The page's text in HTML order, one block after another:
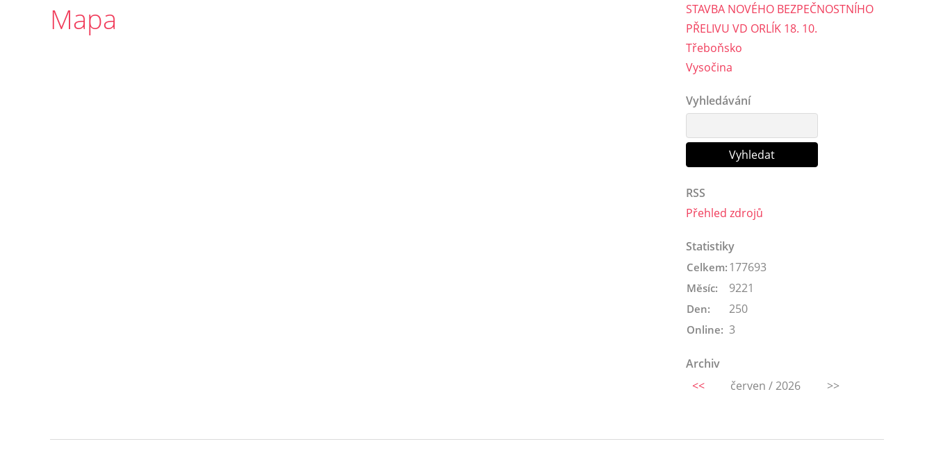
Mapa
STAVBA NOVÉHO BEZPEČNOSTNÍHO
PŘELIVU VD ORLÍK 18. 10.
Třeboňsko
Vysočina
Vyhledávání
RSS
Přehled zdrojů
Statistiky
Online: 3
Celkem: 177693
Měsíc: 9221
Den: 250
Archiv
<<
červen / 2026 >>